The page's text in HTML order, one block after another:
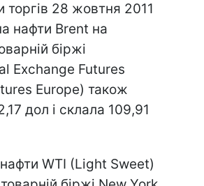
торгів 28 жовтня 2011
нафти Brent на
біржі
Exchange Futures
Europe) також
дол і склала 109,91
нафти WTI (Light Sweet)